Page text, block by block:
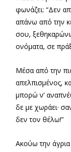
φωνάζει: “Δεν
απάνω από την
σου,
ονόματα, σε
Μέσα από την
απελπισμένος,
μπορώ ν’
δε με χωράει·
δεν τον θέλω!”
Ακούω την